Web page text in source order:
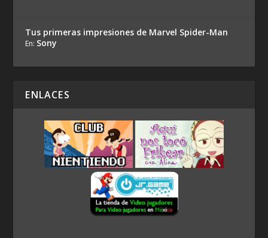
Tus primeras impresiones de Marvel Spider-Man
En: Sony
ENLACES